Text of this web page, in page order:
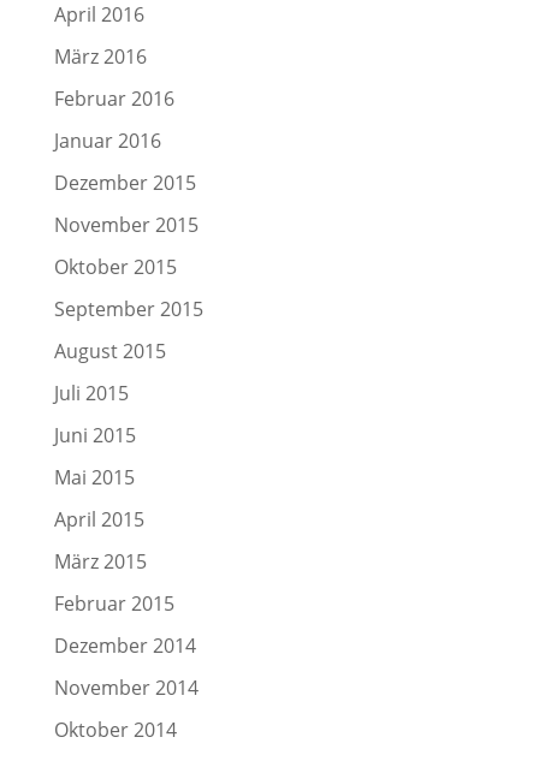
April 2016
März 2016
Februar 2016
Januar 2016
Dezember 2015
November 2015
Oktober 2015
September 2015
August 2015
Juli 2015
Juni 2015
Mai 2015
April 2015
März 2015
Februar 2015
Dezember 2014
November 2014
Oktober 2014